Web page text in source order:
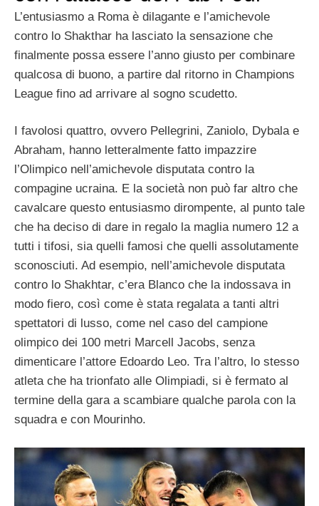
L’entusiasmo a Roma è dilagante e l’amichevole
contro lo Shakthar ha lasciato la sensazione che
finalmente possa essere l’anno giusto per combinare
qualcosa di buono, a partire dal ritorno in Champions
League fino ad arrivare al sogno scudetto.
I favolosi quattro, ovvero Pellegrini, Zaniolo, Dybala e
Abraham, hanno letteralmente fatto impazzire
l’Olimpico nell’amichevole disputata contro la
compagine ucraina. E la società non può far altro che
cavalcare questo entusiasmo dirompente, al punto tale
che ha deciso di dare in regalo la maglia numero 12 a
tutti i tifosi, sia quelli famosi che quelli assolutamente
sconosciuti. Ad esempio, nell’amichevole disputata
contro lo Shakhtar, c’era Blanco che la indossava in
modo fiero, così come è stata regalata a tanti altri
spettatori di lusso, come nel caso del campione
olimpico dei 100 metri Marcell Jacobs, senza
dimenticare l’attore Edoardo Leo. Tra l’altro, lo stesso
atleta che ha trionfato alle Olimpiadi, si è fermato al
termine della gara a scambiare qualche parola con la
squadra e con Mourinho.